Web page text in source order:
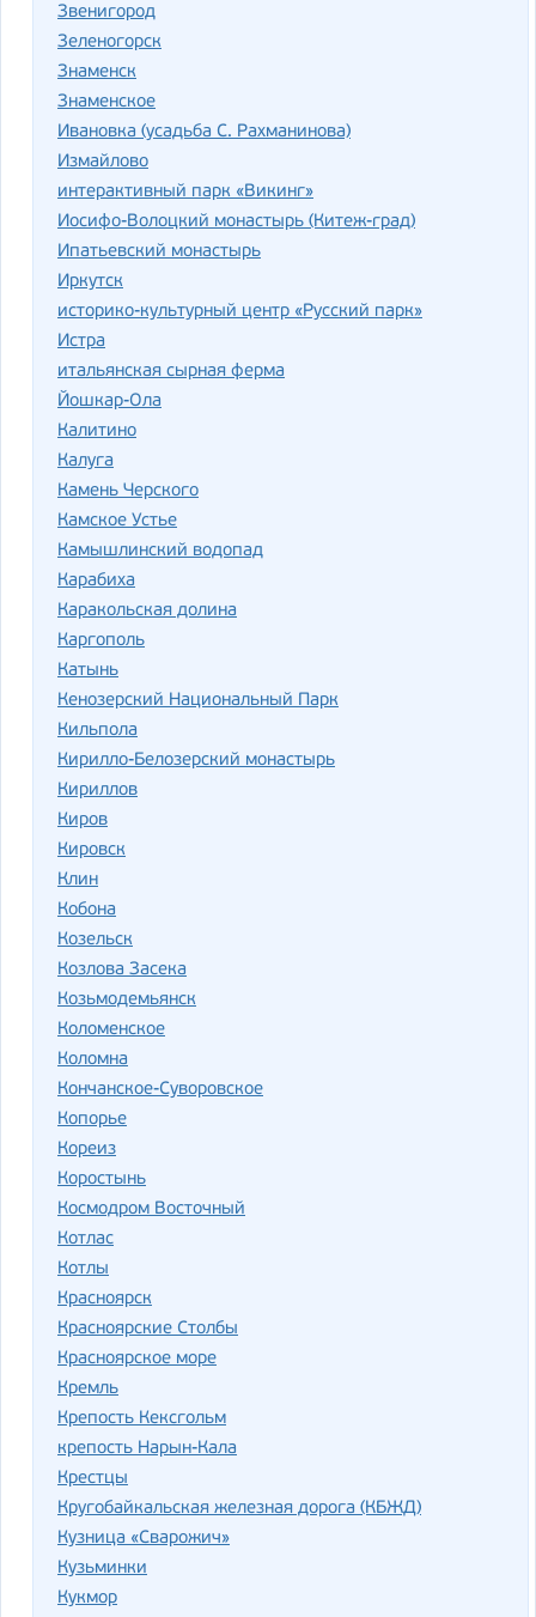
Звенигород
Зеленогорск
Знаменск
Знаменское
Ивановка (усадьба С. Рахманинова)
Измайлово
интерактивный парк «Викинг»
Иосифо-Волоцкий монастырь (Китеж-град)
Ипатьевский монастырь
Иркутск
историко-культурный центр «Русский парк»
Истра
итальянская сырная ферма
Йошкар-Ола
Калитино
Калуга
Камень Черского
Камское Устье
Камышлинский водопад
Карабиха
Каракольская долина
Каргополь
Катынь
Кенозерский Национальный Парк
Кильпола
Кирилло-Белозерский монастырь
Кириллов
Киров
Кировск
Клин
Кобона
Козельск
Козлова Засека
Козьмодемьянск
Коломенское
Коломна
Кончанское-Суворовское
Копорье
Кореиз
Коростынь
Космодром Восточный
Котлас
Котлы
Красноярск
Красноярские Столбы
Красноярское море
Кремль
Крепость Кексгольм
крепость Нарын-Кала
Крестцы
Кругобайкальская железная дорога (КБЖД)
Кузница «Сварожич»
Кузьминки
Кукмор